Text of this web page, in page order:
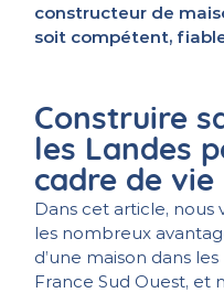
constructeur de
soit compétent,
Construire
les Landes
cadre de vie
Dans cet article, nous
les nombreux
d’une maison dans
France Sud Ouest, et